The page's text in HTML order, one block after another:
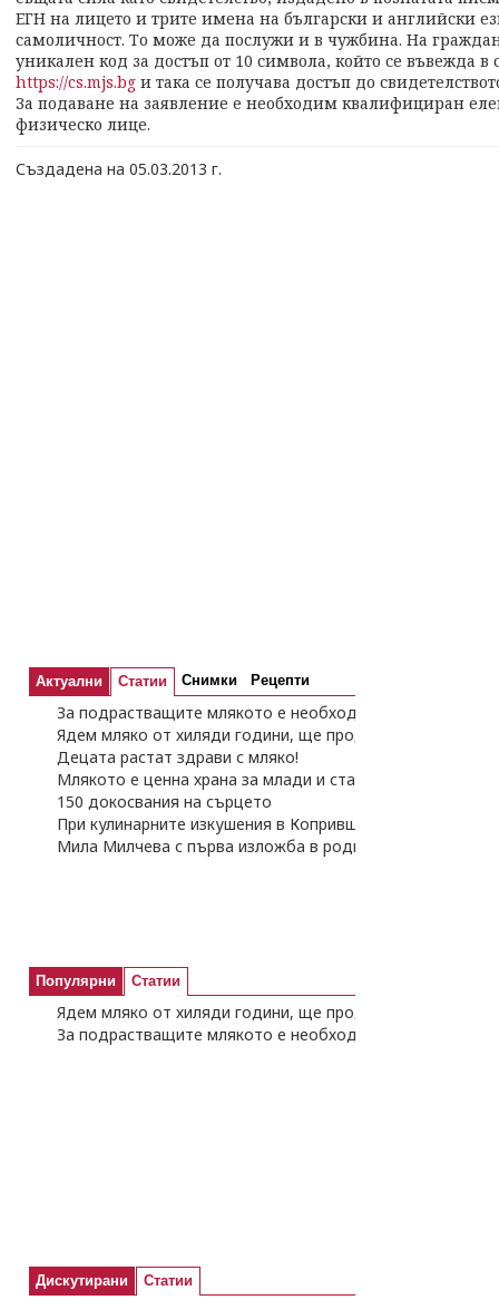
ЕГН на лицето и трите имена на български и английски
самоличност. То може да послужи и в чужбина. На
уникален код за достъп от 10 символа, който се въвежда в
https://cs.mjs.bg и така се получава достъп до
За подаване на заявление е необходим квалифициран
физическо лице.
Създадена на 05.03.2013 г.
Актуални Статии Снимки Рецепти
За подрастващите млякото е необходима храна
Ядем мляко от хиляди години, ще продължаваме
Децата растат здрави с мляко!
Млякото е ценна храна за млади и стари
150 докосвания на сърцето
При кулинарните изкушения в Копривщица преди
Мила Милчева с първа изложба в родината
Популярни Статии
Ядем мляко от хиляди години, ще продължаваме
За подрастващите млякото е необходима храна
Дискутирани Статии